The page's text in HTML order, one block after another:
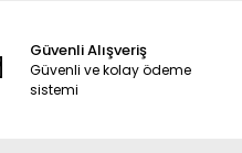
Güvenli Alışveriş
Güvenli ve kolay ödeme
sistemi